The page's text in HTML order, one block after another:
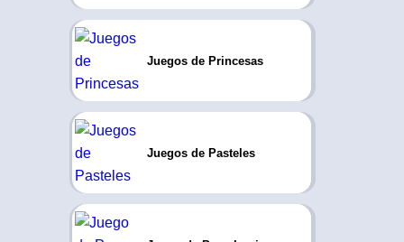
Juegos de Princesas
Juegos de Pasteles